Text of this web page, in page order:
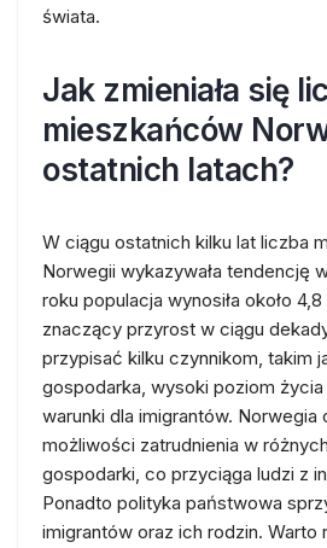
świata.
Jak zmieniała się
mieszkańców
ostatnich latach?
W ciągu ostatnich kilku lat liczba
Norwegii wykazywała tendencję
roku populacja wynosiła około
znaczący przyrost w ciągu
przypisać kilku czynnikom, takim
gospodarka, wysoki poziom
warunki dla imigrantów. Norwegia
możliwości zatrudnienia w
gospodarki, co przyciąga ludzi z
Ponadto polityka państwowa
imigrantów oraz ich rodzin. Warto